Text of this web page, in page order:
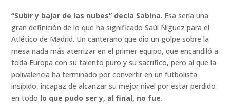
“Subir y bajar de las nubes” decía Sabina. Esa sería una
gran definición de lo que ha significado Saúl Ñíguez para el
Atlético de Madrid. Un canterano que dio un golpe sobre la
mesa nada más aterrizar en el primer equipo, que encandiló a
toda Europa con su talento puro y su sacrifico, pero al que la
polivalencia ha terminado por convertir en un futbolista
insípido, incapaz de alcanzar su mejor nivel por estar perdido
en todo lo que pudo ser y, al final, no fue.